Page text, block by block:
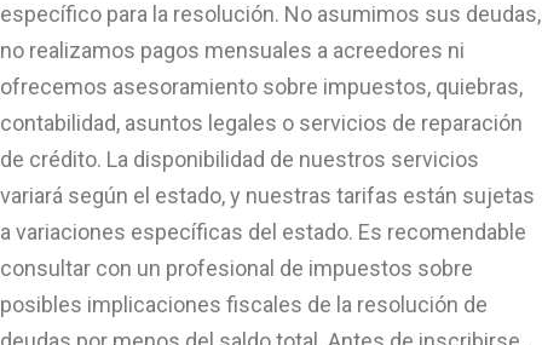
específico para la resolución. No asumimos sus deudas,
no realizamos pagos mensuales a acreedores ni
ofrecemos asesoramiento sobre impuestos, quiebras,
contabilidad, asuntos legales o servicios de reparación
de crédito. La disponibilidad de nuestros servicios
variará según el estado, y nuestras tarifas están sujetas
a variaciones específicas del estado. Es recomendable
consultar con un profesional de impuestos sobre
posibles implicaciones fiscales de la resolución de